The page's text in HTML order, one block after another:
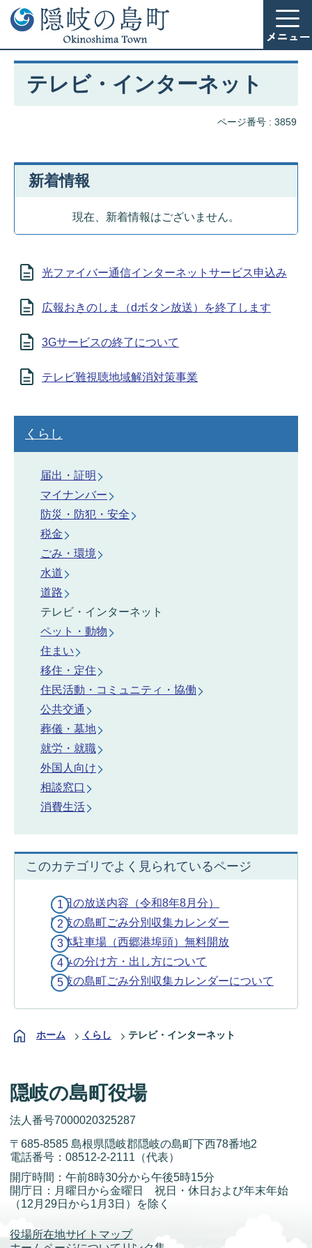
テレビ・インターネット
ページ番号 : 3859
新着情報
現在、新着情報はございません。
光ファイバー通信インターネットサービス申込み
広報おきのしま（dボタン放送）を終了します
3Gサービスの終了について
テレビ難視聴地域解消対策事業
くらし
届出・証明
マイナンバー
防災・防犯・安全
税金
ごみ・環境
水道
道路
テレビ・インターネット
ペット・動物
住まい
移住・定住
住民活動・コミュニティ・協働
公共交通
葬儀・墓地
就労・就職
外国人向け
相談窓口
消費生活
このカテゴリでよく見られているページ
今日の放送内容（令和8年8月分）
隠岐の島町ごみ分別収集カレンダー
立体駐車場（西郷港埠頭）無料開放
ごみの分け方・出し方について
隠岐の島町ごみ分別収集カレンダーについて
ホーム くらし テレビ・インターネット
隠岐の島町役場
法人番号7000020325287
〒685-8585 島根県隠岐郡隠岐の島町下西78番地2
電話番号：08512-2-2111 （代表）
開庁時間：午前8時30分から午後5時15分
開庁日：月曜日から金曜日 祝日・休日および年末年始
（12月29日から1月3日）を除く
役場所在地サイトマップ